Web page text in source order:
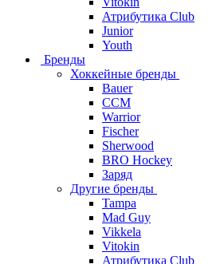
Атрибутика Club
Junior
Youth
Бренды
Хоккейные бренды
Bauer
CCM
Warrior
Fischer
Sherwood
BRO Hockey
Заряд
Другие бренды
Tampa
Mad Guy
Vikkela
Vitokin
Атрибутика Club